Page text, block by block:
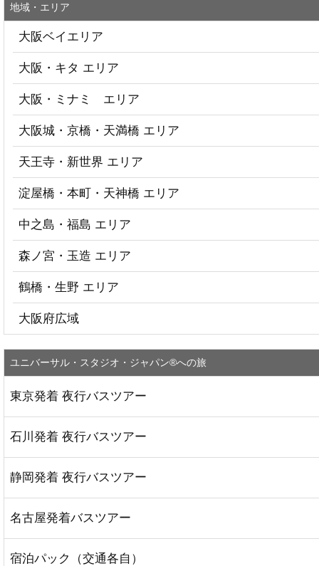
地域・エリア
大阪ベイエリア
大阪・キタ エリア
大阪・ミナミ エリア
大阪城・京橋・天満橋 エリア
天王寺・新世界 エリア
淀屋橋・本町・天神橋 エリア
中之島・福島 エリア
森ノ宮・玉造 エリア
鶴橋・生野 エリア
大阪府広域
ユニバーサル・スタジオ・ジャパン®への旅
東京発着 夜行バスツアー
石川発着 夜行バスツアー
静岡発着 夜行バスツアー
名古屋発着バスツアー
宿泊パック（交通各自）